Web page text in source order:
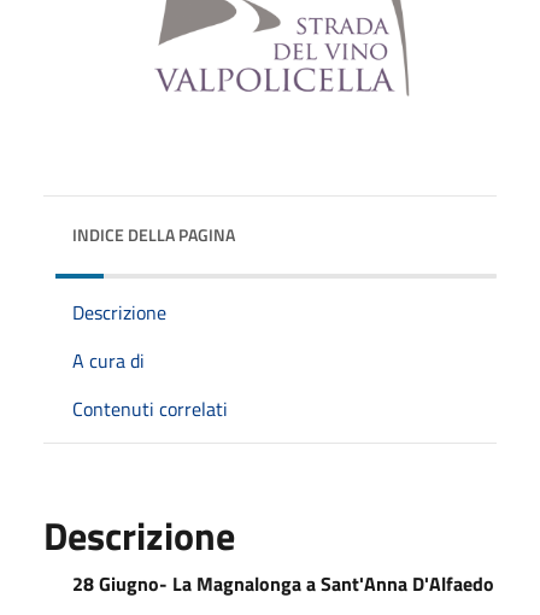
INDICE DELLA PAGINA
Descrizione
A cura di
Contenuti correlati
Descrizione
28 Giugno- La Magnalonga a Sant'Anna D'Alfaedo